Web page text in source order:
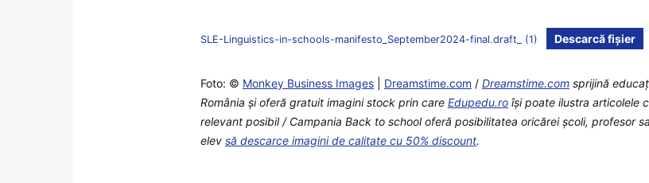
SLE-Linguistics-in-schools-manifesto_September2024-final.draft_ (1) Descarcă fișier
Foto: © Monkey Business Images Dreamstime.com / Dreamstime.com sprijină
România şi oferă gratuit imagini stock prin care Edupedu.ro îşi poate ilustra articolele
relevant posibil / Campania Back to school oferă posibilitatea oricărei școli, profesor
elev să descarce imagini de calitate cu 50% discount.